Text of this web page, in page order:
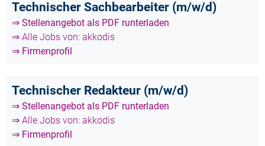
Technischer Sachbearbeiter (m/w/d)
⇒ Stellenangebot als PDF runterladen
⇒ Alle Jobs von: akkodis
⇒ Firmenprofil
Technischer Redakteur (m/w/d)
⇒ Stellenangebot als PDF runterladen
⇒ Alle Jobs von: akkodis
⇒ Firmenprofil